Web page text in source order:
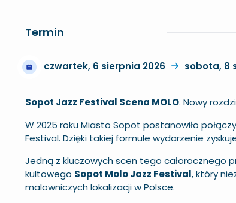
Termin
czwartek, 6 sierpnia 2026 sobota, 8
Sopot Jazz Festival Scena MOLO. Nowy
W 2025 roku Miasto Sopot postanowiło
Festival. Dzięki takiej formule wydarzenie
Jedną z kluczowych scen tego całorocznego
kultowego Sopot Molo Jazz Festival, który
malowniczych lokalizacji w Polsce.